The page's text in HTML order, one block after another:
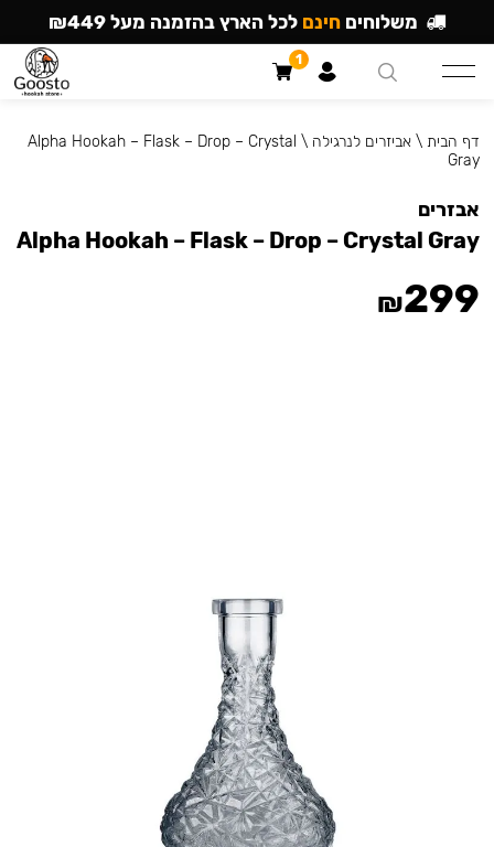
דף הבית \אביזרים לנרגילה \
Alpha Hookah – Flask – Drop – Crystal
Gray
אבזרים
Alpha Hookah – Flask – Drop – Crystal Gray
₪299
משלוחים חינם לכל הארץ בהזמנה מעל ₪449
1